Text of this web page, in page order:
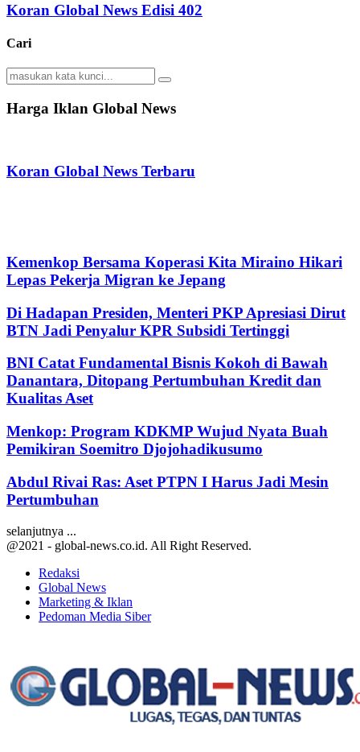
Koran Global News Edisi 402
Cari
Search
for:
Search
Harga Iklan Global News
Koran Global News Terbaru
Kemenkop Bersama Koperasi Kita Miraino Hikari
Lepas Pekerja Migran ke Jepang
Di Hadapan Presiden, Menteri PKP Apresiasi Dirut
BTN Jadi Penyalur KPR Subsidi Tertinggi
BNI Catat Fundamental Bisnis Kokoh di Bawah
Danantara, Ditopang Pertumbuhan Kredit dan
Kualitas Aset
Menkop: Program KDKMP Wujud Nyata Buah
Pemikiran Soemitro Djojohadikusumo
Abdul Rivai Ras: Aset PTPN I Harus Jadi Mesin
Pertumbuhan
selanjutnya ...
@2021 - global-news.co.id. All Right Reserved.
Redaksi
Global News
Marketing & Iklan
Pedoman Media Siber